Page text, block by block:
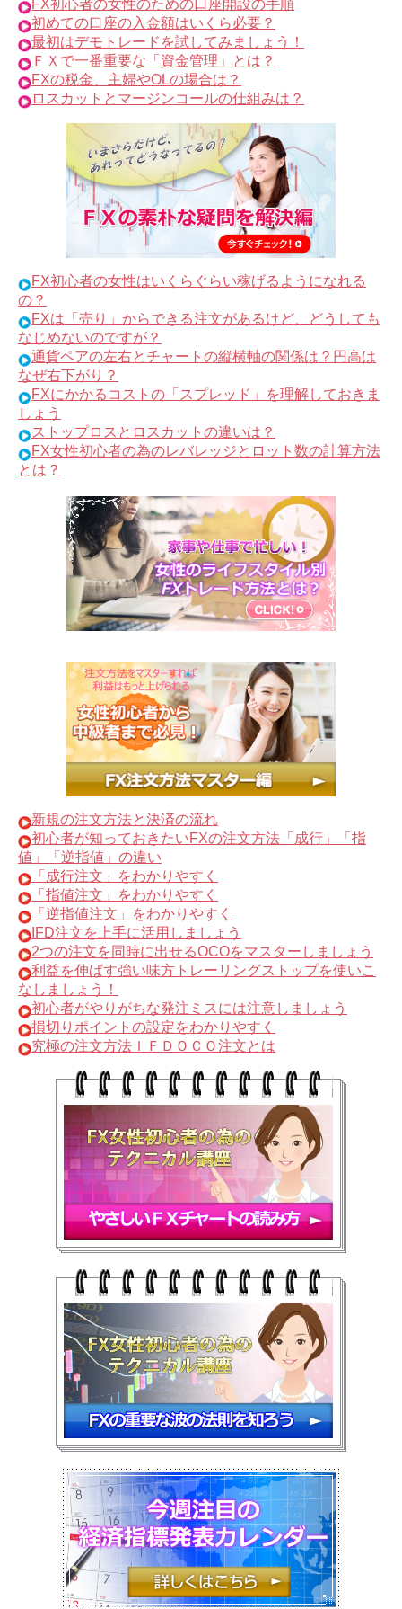
FX初心者の女性のための口座開設の手順
初めての口座の入金額はいくら必要？
最初はデモトレードを試してみましょう！
ＦＸで一番重要な「資金管理」とは？
FXの税金、主婦やOLの場合は？
ロスカットとマージンコールの仕組みは？
FX初心者の女性はいくらぐらい稼げるようになれる
の？
FXは「売り」からできる注文があるけど、どうしても
なじめないのですが？
通貨ペアの左右とチャートの縦横軸の関係は？円高は
なぜ右下がり？
FXにかかるコストの「スプレッド」を理解しておきま
しょう
ストップロスとロスカットの違いは？
FX女性初心者の為のレバレッジとロット数の計算方法
とは？
新規の注文方法と決済の流れ
初心者が知っておきたいFXの注文方法「成行」「指
値」「逆指値」の違い
「成行注文」をわかりやすく
「指値注文」をわかりやすく
「逆指値注文」をわかりやすく
IFD注文を上手に活用しましょう
2つの注文を同時に出せるOCOをマスターしましょう
利益を伸ばす強い味方トレーリングストップを使いこ
なしましょう！
初心者がやりがちな発注ミスには注意しましょう
損切りポイントの設定をわかりやすく
究極の注文方法ＩＦＤＯＣＯ注文とは